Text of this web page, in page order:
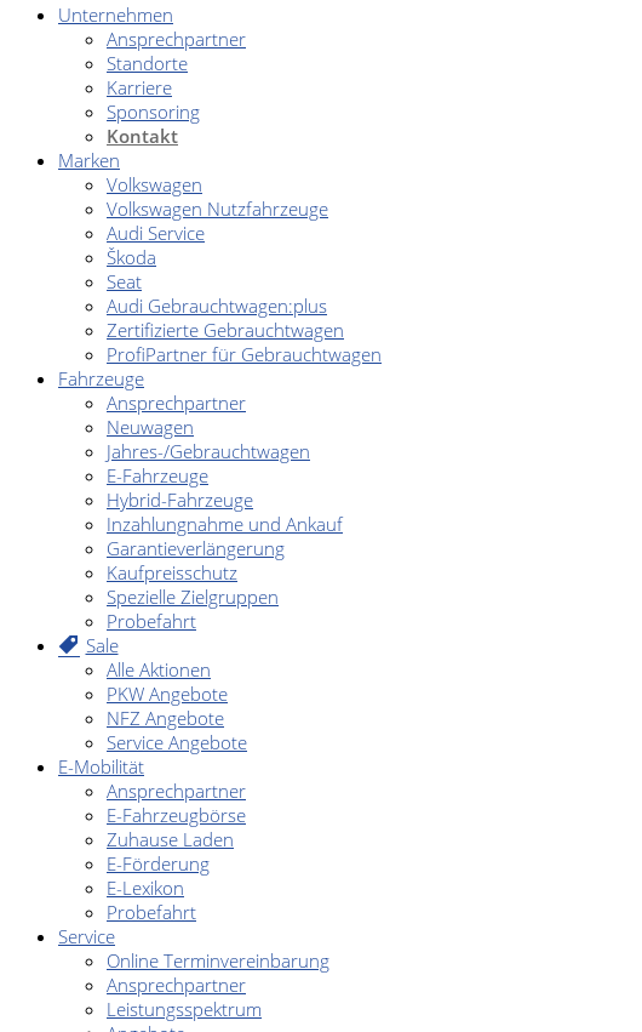
Unternehmen
Ansprechpartner
Standorte
Karriere
Sponsoring
Kontakt
Marken
Volkswagen
Volkswagen Nutzfahrzeuge
Audi Service
Škoda
Seat
Audi Gebrauchtwagen:plus
Zertifizierte Gebrauchtwagen
ProfiPartner für Gebrauchtwagen
Fahrzeuge
Ansprechpartner
Neuwagen
Jahres-/Gebrauchtwagen
E-Fahrzeuge
Hybrid-Fahrzeuge
Inzahlungnahme und Ankauf
Garantieverlängerung
Kaufpreisschutz
Spezielle Zielgruppen
Probefahrt
Sale
Alle Aktionen
PKW Angebote
NFZ Angebote
Service Angebote
E-Mobilität
Ansprechpartner
E-Fahrzeugbörse
Zuhause Laden
E-Förderung
E-Lexikon
Probefahrt
Service
Online Terminvereinbarung
Ansprechpartner
Leistungsspektrum